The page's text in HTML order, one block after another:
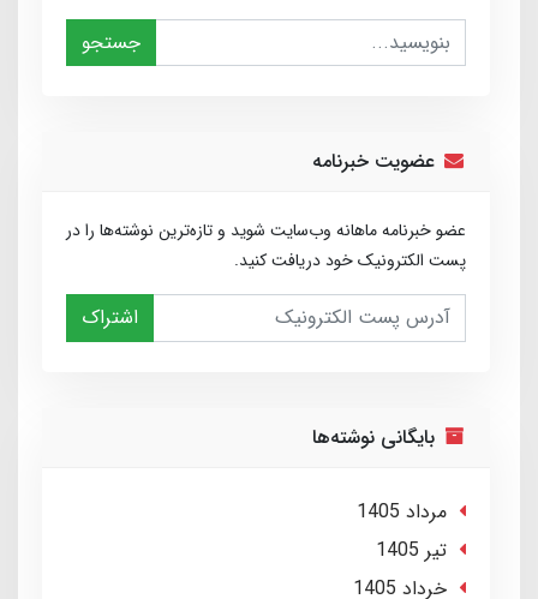
جستجو
عضویت خبرنامه
عضو خبرنامه ماهانه وب‌سایت شوید و تازه‌ترین نوشته‌ها را در
پست الکترونیک خود دریافت کنید.
اشتراک
بایگانی نوشته‌ها
مرداد 1405
تير 1405
خرداد 1405